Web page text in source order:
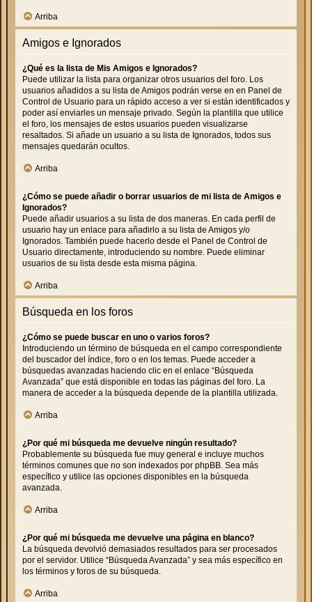
Arriba
Amigos e Ignorados
¿Qué es la lista de Mis Amigos e Ignorados?
Puede utilizar la lista para organizar otros usuarios del foro. Los
usuarios añadidos a su lista de Amigos podrán verse en en Panel de
Control de Usuario para un rápido acceso a ver si están identificados y
poder así enviarles un mensaje privado. Según la plantilla que utilice
el foro, los mensajes de estos usuarios pueden visualizarse
resaltados. Si añade un usuario a su lista de Ignorados, todos sus
mensajes quedarán ocultos.
Arriba
¿Cómo se puede añadir o borrar usuarios de mi lista de Amigos e
Ignorados?
Puede añadir usuarios a su lista de dos maneras. En cada perfil de
usuario hay un enlace para añadirlo a su lista de Amigos y/o
Ignorados. También puede hacerlo desde el Panel de Control de
Usuario directamente, introduciendo su nombre. Puede eliminar
usuarios de su lista desde esta misma página.
Arriba
Búsqueda en los foros
¿Cómo se puede buscar en uno o varios foros?
Introduciendo un término de búsqueda en el campo correspondiente
del buscador del índice, foro o en los temas. Puede acceder a
búsquedas avanzadas haciendo clic en el enlace “Búsqueda
Avanzada” que está disponible en todas las páginas del foro. La
manera de acceder a la búsqueda depende de la plantilla utilizada.
Arriba
¿Por qué mi búsqueda me devuelve ningún resultado?
Probablemente su búsqueda fue muy general e incluye muchos
términos comunes que no son indexados por phpBB. Sea más
específico y utilice las opciones disponibles en la búsqueda
avanzada.
Arriba
¿Por qué mi búsqueda me devuelve una página en blanco?
La búsqueda devolvió demasiados resultados para ser procesados
por el servidor. Utilice “Búsqueda Avanzada” y sea más específico en
los términos y foros de su búsqueda.
Arriba